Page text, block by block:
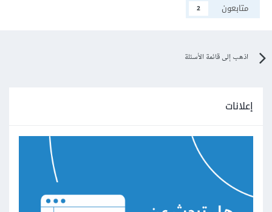
متابعون
2
اذهب إلى قائمة الأسئلة
إعلانات